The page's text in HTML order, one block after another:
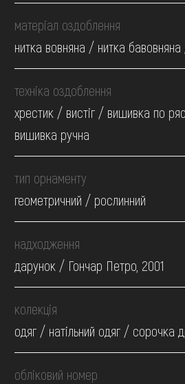
матеріал оздоблення
нитка вовняна / нитка бавовняна
техніка оздоблення
хрестик / вистіг / вишивка по
вишивка ручна
тип орнаменту
геометричний / рослинний
надходження
дарунок / Гончар Петро, 2001
колекція
одяг / натільний одяг / сорочка
обліковий номер